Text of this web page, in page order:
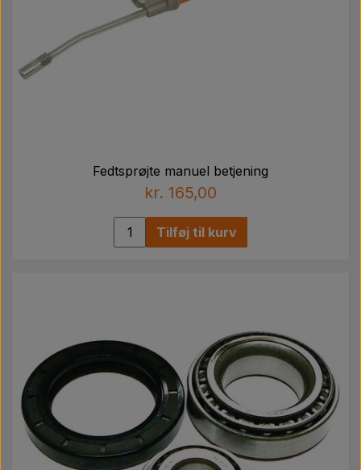
Fedtsprøjte manuel betjening
kr. 165,00
Tilføj til kurv